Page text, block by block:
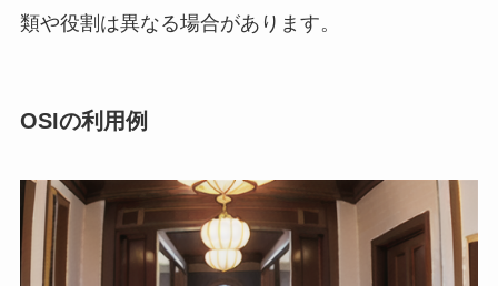
類や役割は異なる場合があります。
OSIの利用例